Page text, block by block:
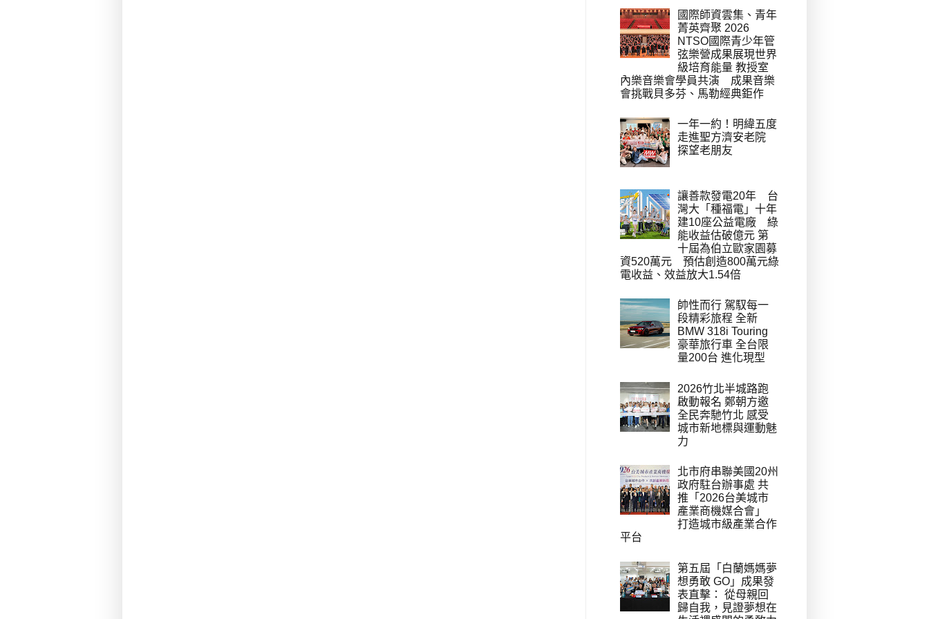
國際師資雲集、青年
菁英齊聚 2026
NTSO國際青少年管
弦樂營成果展現世界
級培育能量 教授室
內樂音樂會學員共演 成果音樂
會挑戰貝多芬、馬勒經典鉅作
一年一約！明緯五度
走進聖方濟安老院
探望老朋友
讓善款發電20年 台
灣大「種福電」十年
建10座公益電廠 綠
能收益估破億元 第
十屆為伯立歐家園募
資520萬元 預估創造800萬元綠
電收益、效益放大1.54倍
帥性而行 駕馭每一
段精彩旅程 全新
BMW 318i Touring
豪華旅行車 全台限
量200台 進化現型
2026竹北半城路跑
啟動報名 鄭朝方邀
全民奔馳竹北 感受
城市新地標與運動魅
力
北市府串聯美國20州
政府駐台辦事處 共
推「2026台美城市
產業商機媒合會」
打造城市級產業合作
平台
第五屆「白蘭媽媽夢
想勇敢 GO」成果發
表直擊： 從母親回
歸自我，見證夢想在